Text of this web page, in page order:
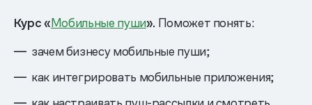
Курс «Мобильные пуши». Поможет понять:
зачем бизнесу мобильные пуши;
как интегрировать мобильные приложения;